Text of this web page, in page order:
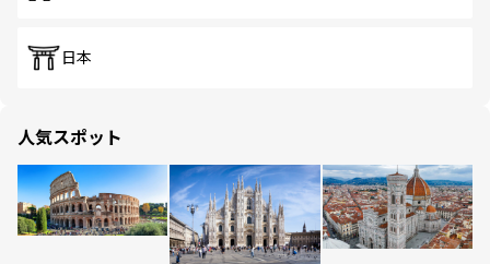
日本
人気スポット